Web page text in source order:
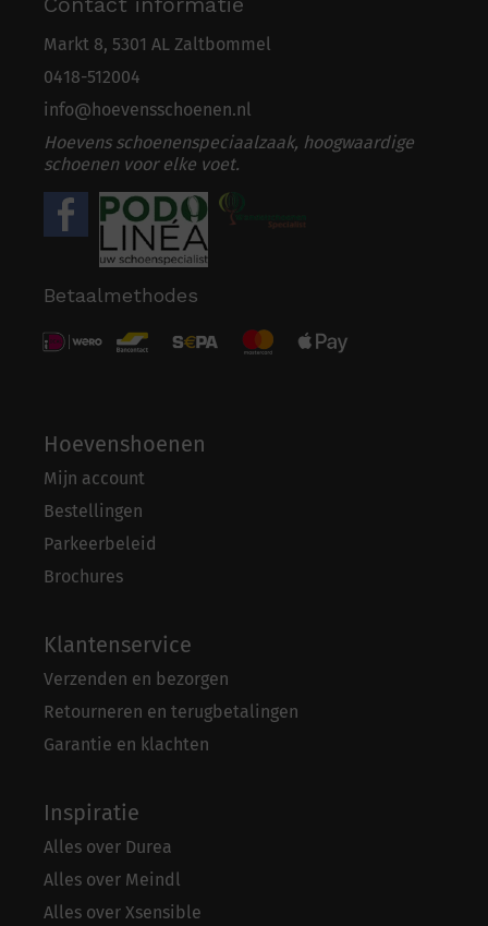
Markt 8, 5301 AL Zaltbommel
0418-512004
info@hoevensschoenen.nl
Hoevens schoenenspeciaalzaak, hoogwaardige
schoenen voor elke voet.
Betaalmethodes
Hoevenshoenen
Mijn account
Bestellingen
Parkeerbeleid
Brochures
Klantenservice
Verzenden en bezorgen
Retourneren en terugbetalingen
Garantie en klachten
Inspiratie
Alles over Durea
Alles over Meindl
Alles over Xsensible